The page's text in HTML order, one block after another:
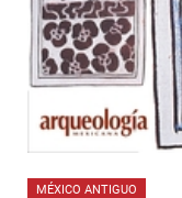
MÉXICO ANTIGUO